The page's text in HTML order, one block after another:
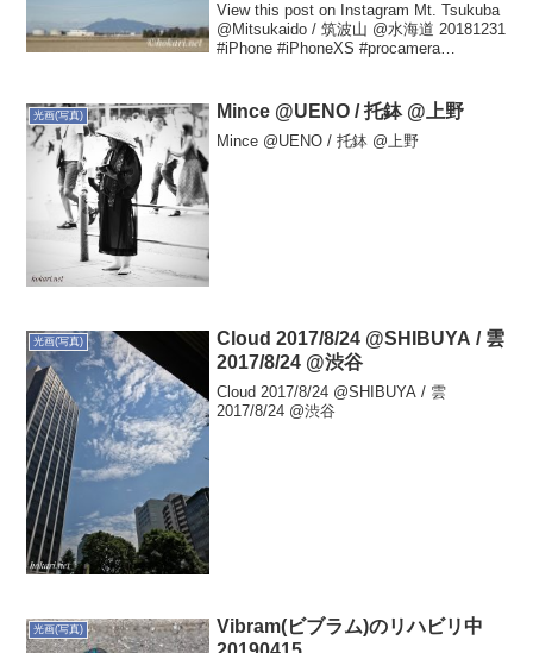
View this post on Instagram Mt. Tsukuba
@Mitsukaido / 筑波山 @水海道 20181231
#iPhone #iPhoneXS #procamera
光画(写真) Mince @UENO / 托鉢 @上野
Mince @UENO / 托鉢 @上野
光画(写真)
Cloud 2017/8/24 @SHIBUYA / 雲
2017/8/24 @渋谷
Cloud 2017/8/24 @SHIBUYA / 雲
2017/8/24 @渋谷
光画(写真)
Vibram(ビブラム)のリハビリ中